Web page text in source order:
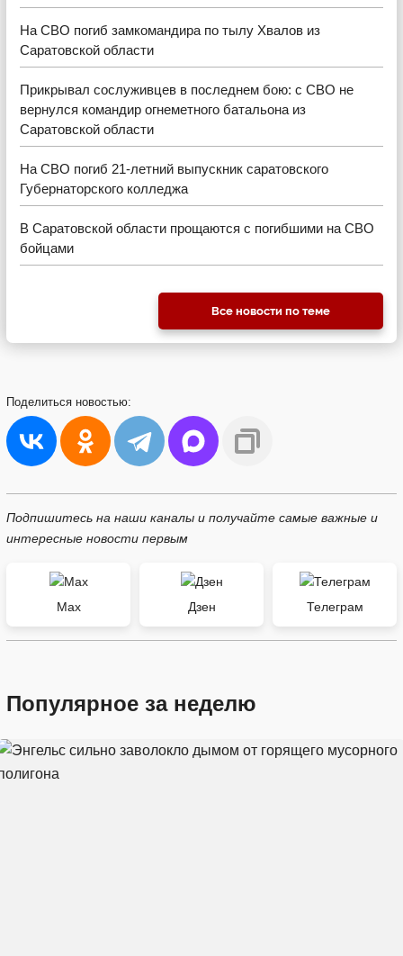
На СВО погиб замкомандира по тылу Хвалов из
Саратовской области
Прикрывал сослуживцев в последнем бою: с СВО не
вернулся командир огнеметного батальона из
Саратовской области
На СВО погиб 21-летний выпускник саратовского
Губернаторского колледжа
В Саратовской области прощаются с погибшими на СВО
бойцами
Все новости по теме
Поделиться новостью:
Подпишитесь на наши каналы и получайте самые важные и
интересные новости первым
Max Дзен Телеграм
Популярное за неделю